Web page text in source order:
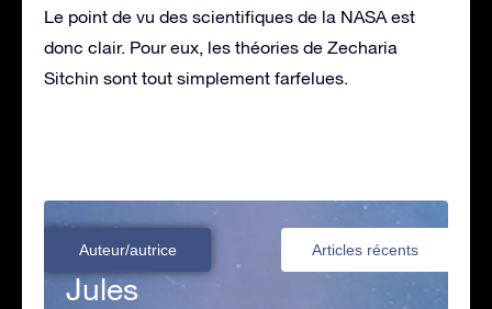
Le point de vu des scientifiques de la NASA est
donc clair. Pour eux, les théories de Zecharia
Sitchin sont tout simplement farfelues.
Auteur/autrice Articles récents
Jules